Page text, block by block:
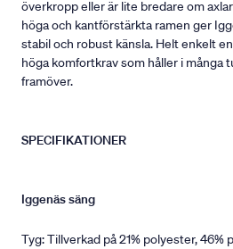
överkropp eller är lite bredare om
höga och kantförstärkta ramen ger
stabil och robust känsla. Helt enkelt
höga komfortkrav som håller i många
framöver.
SPECIFIKATIONER
Iggenäs säng
Tyg: Tillverkad på 21% polyester, 46%